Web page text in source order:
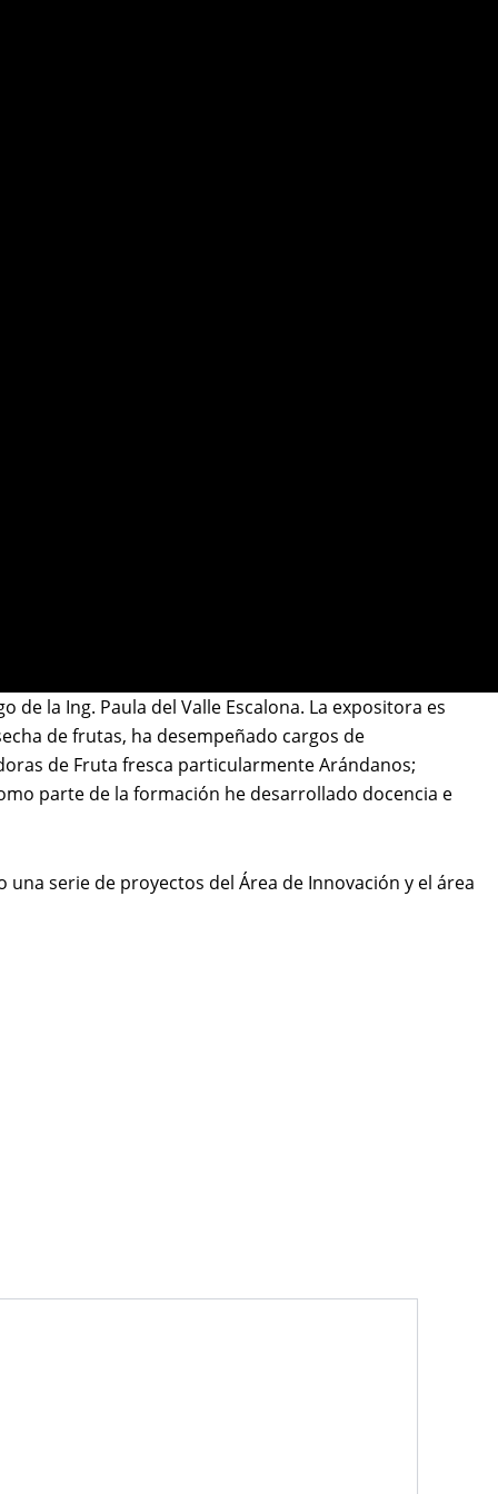
de la Ing. Paula del Valle Escalona. La expositora es
de frutas, ha desempeñado cargos de
de Fruta fresca particularmente Arándanos;
parte de la formación he desarrollado docencia e
serie de proyectos del Área de Innovación y el área